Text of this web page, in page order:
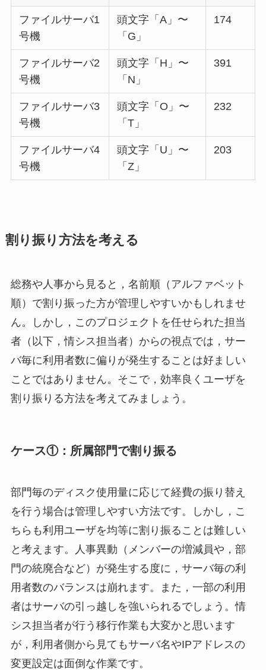
ファイルサーバ1
号機
頭文字「A」〜
「G」
174
ファイルサーバ2
号機
頭文字「H」〜
「N」
391
ファイルサーバ3
号機
頭文字「O」〜
「T」
232
ファイルサーバ4
号機
頭文字「U」〜
「Z」
203
割り振り方法を考える
総務や人事から見ると，名前順（アルファベット
順）で割り振った方が管理しやすいかもしれませ
ん。しかし，このプロジェクトを任せられた担当
者（以下，情シス担当者）からの視点では，サー
バ毎に利用者数に偏りが発生することは好ましい
ことではありません。そこで，効率良くユーザを
割り振りる方法を考えてみましょう。
ケース①：所属部門で割り振る
部門毎のディスク使用量に応じて経費の振り替え
を行う場合は管理しやすい方法です。しかし，こ
ちらも利用ユーザを均等に割り振ることは難しい
と考えます。人事異動（メンバーの増減員や，部
門の統廃合など）が発生する度に，サーバ毎の利
用者数のバランスは崩れます。また，一部の利用
者はサーバの引っ越しを強いられるでしょう。情
シス担当者が行う移行作業も大変かと思います
が，利用者側から見てもサーバ名やIPアドレスの
変更設定は面倒な作業です。